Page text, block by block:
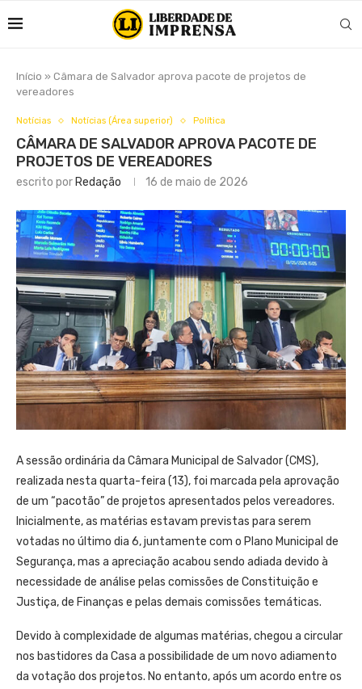
Início » Câmara de Salvador aprova pacote de projetos de
vereadores
Notícias Notícias (Área superior) Política
CÂMARA DE SALVADOR APROVA PACOTE DE
PROJETOS DE VEREADORES
escrito por Redação 16 de maio de 2026
A sessão ordinária da Câmara Municipal de Salvador (CMS),
realizada nesta quarta-feira (13), foi marcada pela aprovação
de um “pacotão” de projetos apresentados pelos vereadores.
Inicialmente, as matérias estavam previstas para serem
votadas no último dia 6, juntamente com o Plano Municipal de
Segurança, mas a apreciação acabou sendo adiada devido à
necessidade de análise pelas comissões de Constituição e
Justiça, de Finanças e pelas demais comissões temáticas.
Devido à complexidade de algumas matérias, chegou a circular
nos bastidores da Casa a possibilidade de um novo adiamento
da votação dos projetos. No entanto, após um acordo entre os